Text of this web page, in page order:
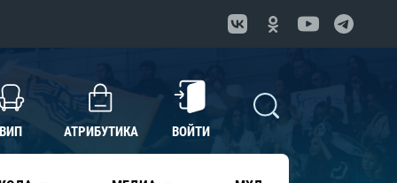
ВИП АТРИБУТИКА ВОЙТИ